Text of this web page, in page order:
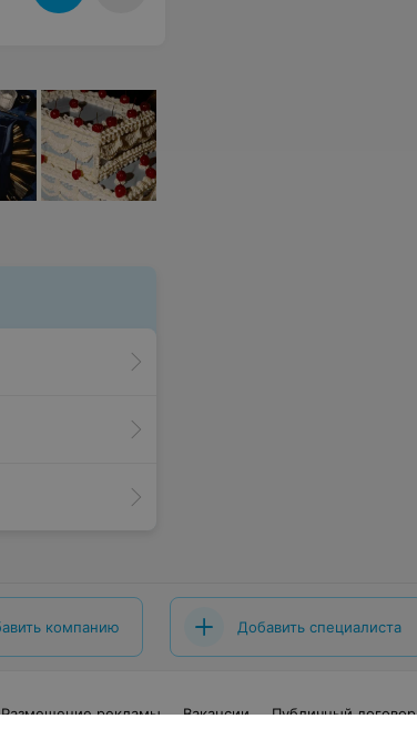
компанию Добавить специалиста
Размещение рекламы Вакансии Публичный договор